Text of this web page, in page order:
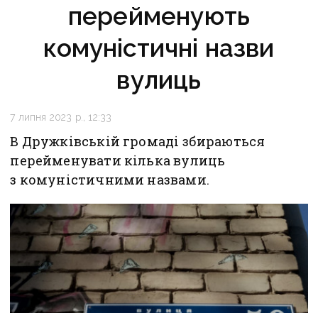
перейменують
комуністичні назви
вулиць
7 липня 2023 р., 12:33
В Дружківській громаді збираються
перейменувати кілька вулиць
з комуністичними назвами.